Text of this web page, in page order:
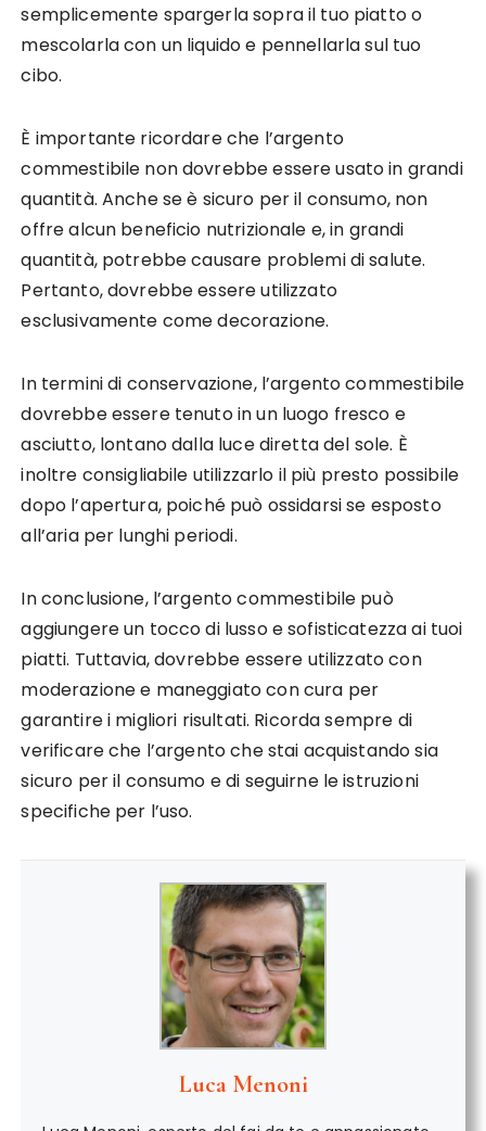
semplicemente spargerla sopra il tuo piatto o
mescolarla con un liquido e pennellarla sul tuo
cibo.
È importante ricordare che l’argento
commestibile non dovrebbe essere usato in grandi
quantità. Anche se è sicuro per il consumo, non
offre alcun beneficio nutrizionale e, in grandi
quantità, potrebbe causare problemi di salute.
Pertanto, dovrebbe essere utilizzato
esclusivamente come decorazione.
In termini di conservazione, l’argento commestibile
dovrebbe essere tenuto in un luogo fresco e
asciutto, lontano dalla luce diretta del sole. È
inoltre consigliabile utilizzarlo il più presto possibile
dopo l’apertura, poiché può ossidarsi se esposto
all’aria per lunghi periodi.
In conclusione, l’argento commestibile può
aggiungere un tocco di lusso e sofisticatezza ai tuoi
piatti. Tuttavia, dovrebbe essere utilizzato con
moderazione e maneggiato con cura per
garantire i migliori risultati. Ricorda sempre di
verificare che l’argento che stai acquistando sia
sicuro per il consumo e di seguirne le istruzioni
specifiche per l’uso.
Luca Menoni